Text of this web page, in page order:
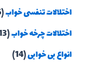
اختلالات تنفسی خواب(96)
اختلالات چرخه خواب(13)
انواع بی خوابی(14)